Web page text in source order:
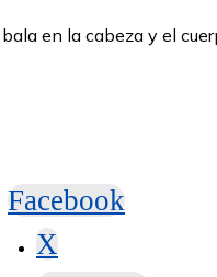
en la cabeza y el
Facebook
X